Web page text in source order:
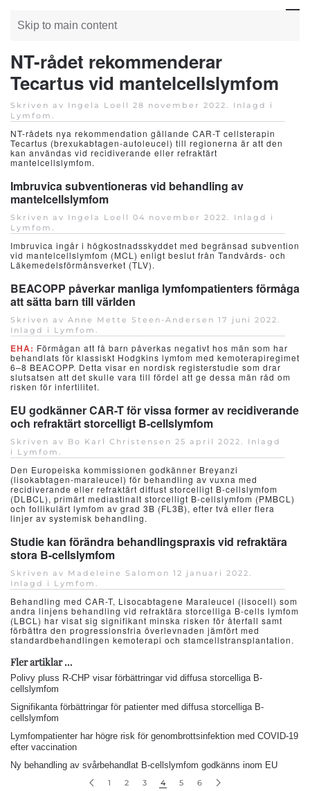
Skip to main content
NT-rådet rekommenderar
Tecartus vid mantelcellslymfom
Skriven av Ingela Loell 28 november 2022. Inlagd i
Lymfom .
NT-rådets nya rekommendation gällande CAR-T cellsterapin
Tecartus (brexukabtagen-autoleucel) till regionerna är att den
kan användas vid recidiverande eller refraktärt
mantelcellslymfom.
Imbruvica subventioneras vid behandling av
mantelcellslymfom
Skriven av Ingela Loell 04 november 2022. Inlagd i
Lymfom .
Imbruvica ingår i högkostnadsskyddet med begränsad subvention
vid mantelcellslymfom (MCL) enligt beslut från Tandvårds- och
Läkemedelsförmånsverket (TLV).
BEACOPP påverkar manliga lymfompatienters förmåga
att sätta barn till världen
Skriven av Anne Mette Steen-Andersen 17 juni 2022.
Inlagd i Lymfom .
EHA: Förmågan att få barn påverkas negativt hos män som har
behandlats för klassiskt Hodgkins lymfom med kemoterapiregimet
6–8 BEACOPP. Detta visar en nordisk registerstudie som drar
slutsatsen att det skulle vara till fördel att ge dessa män råd om
risken för infertilitet.
EU godkänner CAR-T för vissa former av recidiverande
och refraktärt storcelligt B-cellslymfom
Skriven av Bo Karl Christensen 25 april 2022. Inlagd
i Lymfom .
Den Europeiska kommissionen godkänner Breyanzi
(lisokabtagen-maraleucel) för behandling av vuxna med
recidiverande eller refraktärt diffust storcelligt B-cellslymfom
(DLBCL), primärt mediastinalt storcelligt B-cellslymfom (PMBCL)
och follikulärt lymfom av grad 3B (FL3B), efter två eller flera
linjer av systemisk behandling.
Studie kan förändra behandlingspraxis vid refraktära
stora B-cellslymfom
Skriven av Madeleine Salomon 12 januari 2022.
Inlagd i Lymfom .
Behandling med CAR-T, Lisocabtagene Maraleucel (lisocell) som
andra linjens behandling vid refraktära storcelliga B-cells lymfom
(LBCL) har visat sig signifikant minska risken för återfall samt
förbättra den progressionsfria överlevnaden jämfört med
standardbehandlingen kemoterapi och stamcellstransplantation.
Fler artiklar …
Polivy pluss R-CHP visar förbättringar vid diffusa storcelliga B-
cellslymfom
Signifikanta förbättringar för patienter med diffusa storcelliga B-
cellslymfom
Lymfompatienter har högre risk för genombrottsinfektion med COVID-19
efter vaccination
Ny behandling av svårbehandlat B-cellslymfom godkänns inom EU
1 2 3 4 5 6